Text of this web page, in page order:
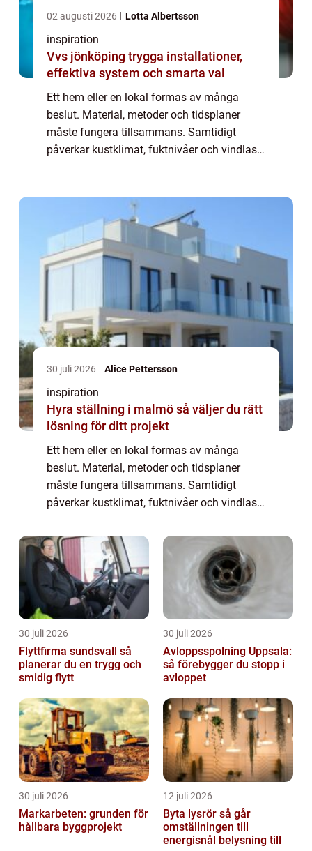
02 augusti 2026 Lotta Albertsson
inspiration
Vvs jönköping trygga installationer,
effektiva system och smarta val
Ett hem eller en lokal formas av många
beslut. Material, metoder och tidsplaner
måste fungera tillsammans. Samtidigt
påverkar kustklimat, fuktnivåer och vindlast
30 juli 2026 Alice Pettersson
inspiration
Hyra ställning i malmö så väljer du rätt
lösning för ditt projekt
Ett hem eller en lokal formas av många
beslut. Material, metoder och tidsplaner
måste fungera tillsammans. Samtidigt
påverkar kustklimat, fuktnivåer och vindlast
i Ka...
30 juli 2026
Flyttfirma sundsvall så
planerar du en trygg och
smidig flytt
30 juli 2026
Avloppsspolning Uppsala:
så förebygger du stopp i
avloppet
30 juli 2026
Markarbeten: grunden för
hållbara byggprojekt
12 juli 2026
Byta lysrör så går
omställningen till
energisnål belysning till